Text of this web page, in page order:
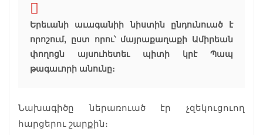
Երեւանի աւագանիի նիստին ընդունուած է
որոշում, ըստ որու՝ մայրաքաղաքի Ամիրեան
փողոցն այսուհետեւ պիտի կրէ Պապ
թագաւորի անունը։
Նախագիծը ներառուած էր չզեկուցուող
հարցերու շարքին։